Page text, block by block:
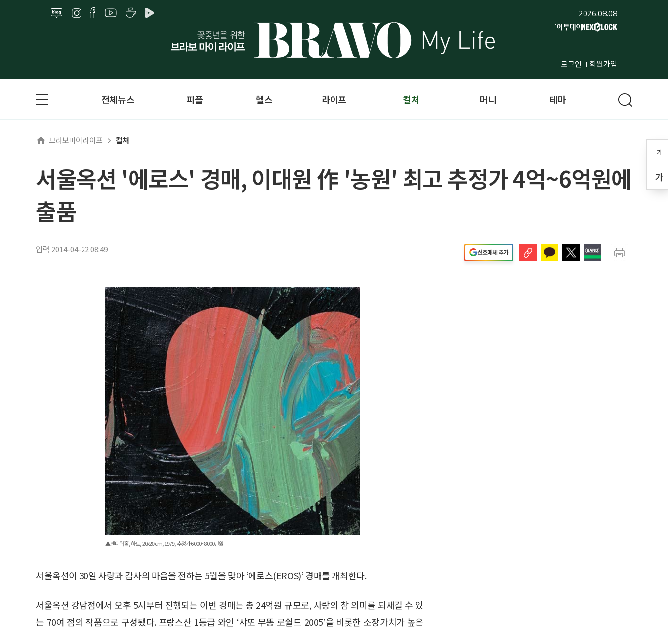
2026.08.08
로그인 회원가입
가
가
전체뉴스 피플 헬스 라이프 컬처 머니 테마
브라보마이라이프 컬처
서울옥션 '에로스' 경매, 이대원 作 '농원' 최고 추정가 4억~6억원에
출품
입력 2014-04-22 08:49 선호매체 추가
▲앤디워홀, 하트, 20x20cm, 1979, 추정가 6000~8000만원
서울옥션이 30일 사랑과 감사의 마음을 전하는 5월을 맞아 ‘에로스(EROS)’ 경매를 개최한다.
서울옥션 강남점에서 오후 5시부터 진행되는 이번 경매는 총 24억원 규모로, 사랑의 참 의미를 되새길 수 있
는 70여 점의 작품으로 구성됐다. 프랑스산 1등급 와인 ‘샤또 무똥 로쉴드 2005’을 비롯한 소장가치가 높은